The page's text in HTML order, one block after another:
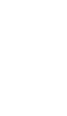
والعالم